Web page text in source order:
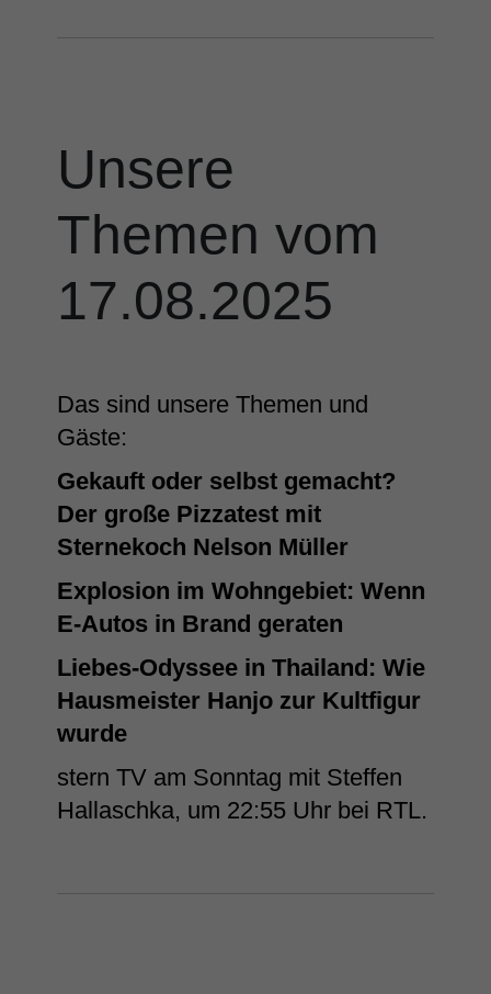
Unsere
Themen vom
17.08.2025
Das sind unsere Themen und
Gäste:
Gekauft oder selbst gemacht?
Der große Pizzatest mit
Sternekoch Nelson Müller
Explosion im Wohngebiet: Wenn
E-Autos in Brand geraten
Liebes-Odyssee in Thailand: Wie
Hausmeister Hanjo zur Kultfigur
wurde
stern TV am Sonntag mit Steffen
Hallaschka, um 22:55 Uhr bei RTL.